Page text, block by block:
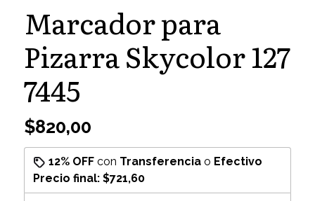
Marcador para
Pizarra Skycolor 127
7445
$820,00
12% OFFcon Transferenciao Efectivo
Precio final: $721,60